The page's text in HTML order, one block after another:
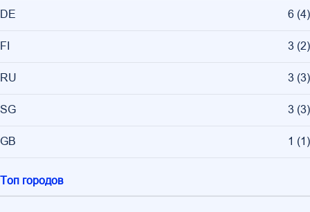
DE 6 (4)
FI 3 (2)
RU 3 (3)
SG 3 (3)
GB 1 (1)
Топ городов